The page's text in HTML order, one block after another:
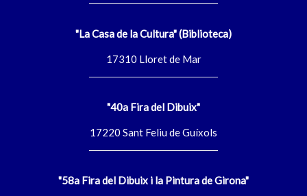
"La Casa de la Cultura" (Biblioteca)
17310 Lloret de Mar
"40a Fira del Dibuix"
17220 Sant Feliu de Guíxols
"58a Fira del Dibuix i la Pintura de Girona"